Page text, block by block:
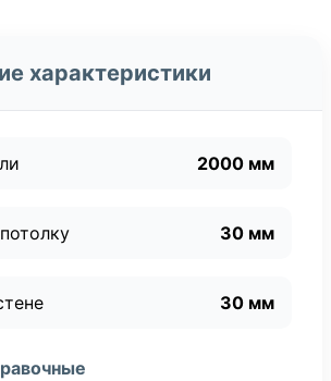
характеристики
2000 мм
30 мм
30 мм